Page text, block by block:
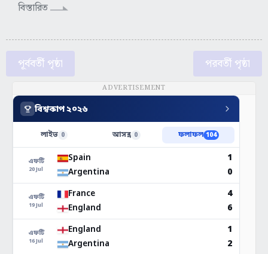
বিস্তারিত
পূর্ববর্তী পৃষ্ঠা পরবর্তী পৃষ্ঠা
ADVERTISEMENT